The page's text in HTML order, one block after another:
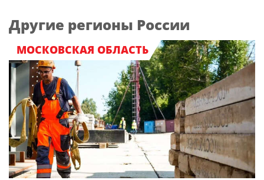
Другие регионы России
МОСКОВСКАЯ ОБЛАСТЬ